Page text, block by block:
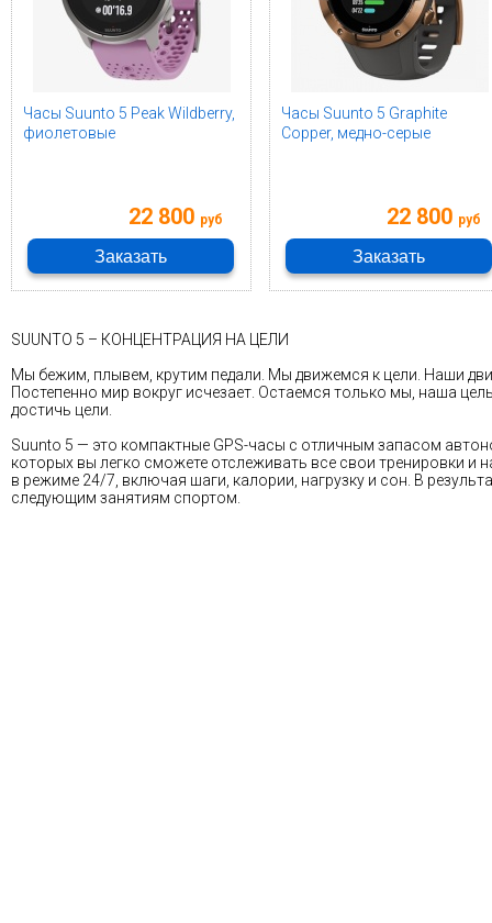
Часы Suunto 5 Peak Wildberry,
фиолетовые
22 800 руб
Заказать
Часы Suunto 5 Graphite
Copper, медно-серые
22 800 руб
Заказать
SUUNTO 5 – КОНЦЕНТРАЦИЯ НА ЦЕЛИ
Мы бежим, плывем, крутим педали. Мы движемся к цели. Наши
Постепенно мир вокруг исчезает. Остаемся только мы, наша
достичь цели.
Suunto 5 — это компактные GPS-часы с отличным запасом
которых вы легко сможете отслеживать все свои тренировки и
в режиме 24/7, включая шаги, калории, нагрузку и сон. В
следующим занятиям спортом.